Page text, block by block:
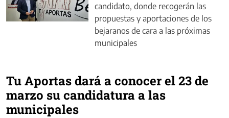
candidato, donde recogerán las
propuestas y aportaciones de los
bejaranos de cara a las próximas
municipales
Tu Aportas dará a conocer el 23 de
marzo su candidatura a las
municipales